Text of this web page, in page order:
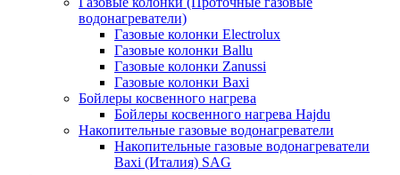
водонагреватели)
Газовые колонки Electrolux
Газовые колонки Ballu
Газовые колонки Zanussi
Газовые колонки Baxi
Бойлеры косвенного нагрева
Бойлеры косвенного нагрева Hajdu
Накопительные газовые водонагреватели
Накопительные газовые водонагреватели
Baxi (Италия) SAG